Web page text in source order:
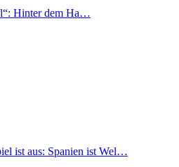
Hinter dem Ha…
ist aus: Spanien ist Wel…